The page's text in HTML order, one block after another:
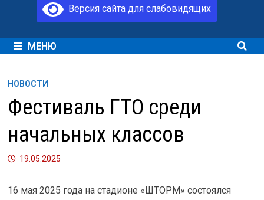
Версия сайта для слабовидящих
МЕНЮ
НОВОСТИ
Фестиваль ГТО среди
начальных классов
19.05.2025
16 мая 2025 года на стадионе «ШТОРМ» состоялся